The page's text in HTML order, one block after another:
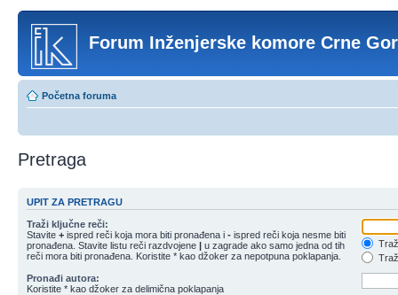
Forum Inženjerske komore Crne
Početna foruma
Pretraga
UPIT ZA PRETRAGU
Traži ključne reči:
Stavite + ispred reči koja mora biti pronađena i - ispred reči koja nesme biti
pronađena. Stavite listu reči razdvojene | u zagrade ako samo jedna od tih
reči mora biti pronađena. Koristite * kao džoker za nepotpuna poklapanja.
Pronađi autora:
Koristite * kao džoker za delimična poklapanja